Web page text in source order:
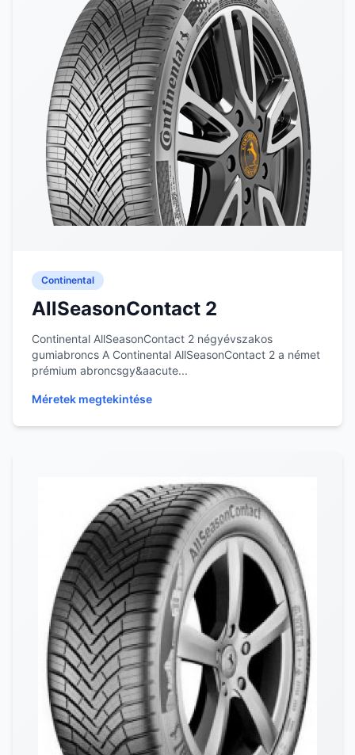
Continental
AllSeasonContact 2
Continental AllSeasonContact 2 négyévszakos
gumiabroncs A Continental AllSeasonContact 2 a német
prémium abroncsgy&aacute...
Méretek megtekintése